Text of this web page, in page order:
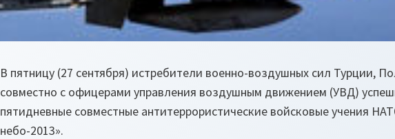
В пятницу (27 сентября) истребители военно-воздушных сил Турции,
совместно с офицерами управления воздушным движением (УВД)
пятидневные совместные антитеррористические войсковые учения
небо-2013».